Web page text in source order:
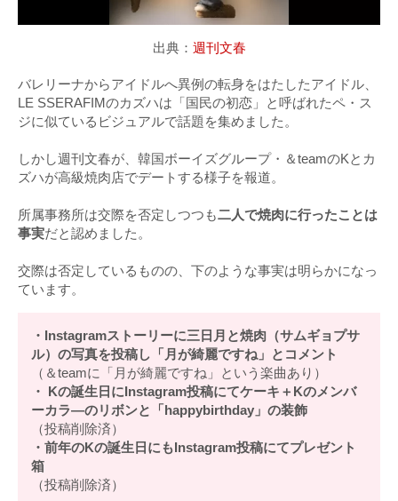
出典： 週刊文春
バレリーナからアイドルへ異例の転身をはたしたアイドル、
LE SSERAFIMのカズハは「国民の初恋」と呼ばれたペ・ス
ジに似ているビジュアルで話題を集めました。
しかし週刊文春が、韓国ボーイズグループ・＆teamのKとカ
ズハが高級焼肉店でデートする様子を報道。
所属事務所は交際を否定しつつも二人で焼肉に行ったことは
事実だと認めました。
交際は否定しているものの、下のような事実は明らかになっ
ています。
・Instagramストーリーに三日月と焼肉（サムギョプサ
ル）の写真を投稿し「月が綺麗ですね」とコメント
（＆teamに「月が綺麗ですね」という楽曲あり）
・ Kの誕生日にInstagram投稿にてケーキ＋Kのメンバ
ーカラ―のリボンと「happybirthday」の装飾
（投稿削除済）
・前年のKの誕生日にもInstagram投稿にてプレゼント
箱
（投稿削除済）